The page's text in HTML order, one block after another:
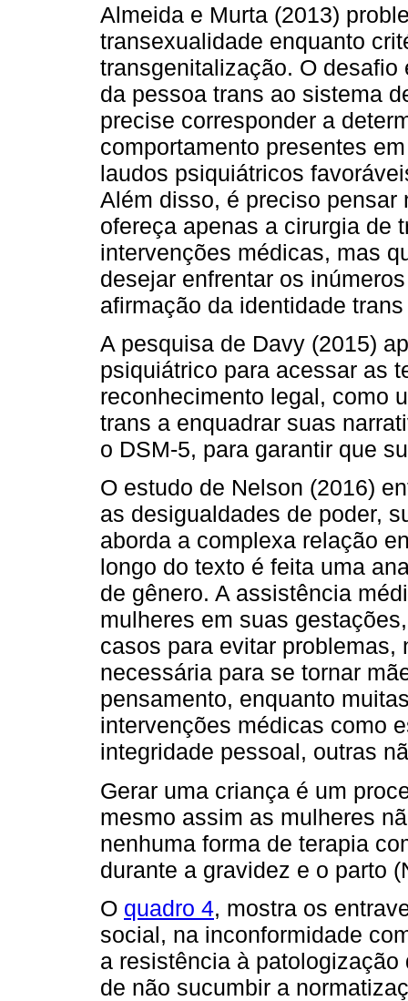
Almeida e Murta (2013)
transexualidade enquanto
transgenitalização. O
da pessoa trans ao sistema
precise corresponder a
comportamento presentes
laudos psiquiátricos
Além disso, é preciso
ofereça apenas a cirurgia de
intervenções médicas, mas
desejar enfrentar os
afirmação da identidade
A pesquisa de Davy (2015)
psiquiátrico para acessar as
reconhecimento legal, como
trans a enquadrar suas
o DSM-5, para garantir que
O estudo de Nelson (2016)
as desigualdades de poder,
aborda a complexa relação
longo do texto é feita uma
de gênero. A assistência
mulheres em suas
casos para evitar problemas,
necessária para se tornar
pensamento, enquanto
intervenções médicas como
integridade pessoal, outras
Gerar uma criança é um
mesmo assim as mulheres
nenhuma forma de terapia
durante a gravidez e o parto
O quadro 4, mostra os
social, na inconformidade
a resistência à
de não sucumbir a